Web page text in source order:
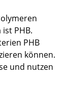
PHB.
PHB
können.
und nutzen